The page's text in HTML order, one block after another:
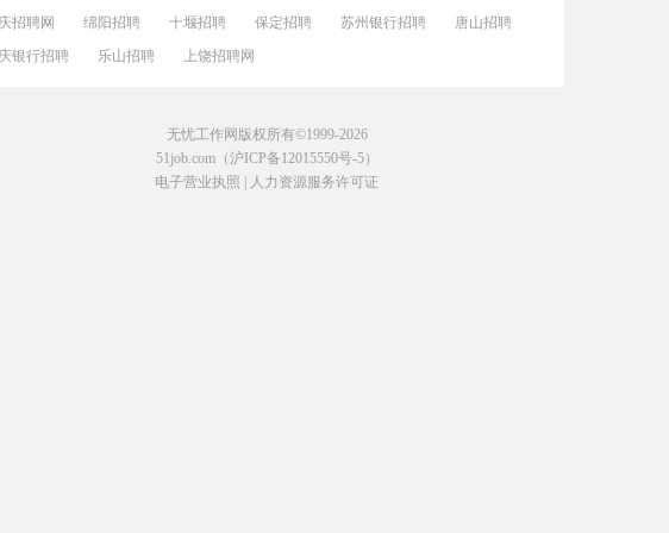
招聘网
绵阳招聘 十堰招聘 保定招聘 苏州银行招聘
唐山招聘
银行招聘
乐山招聘 上饶招聘网
无忧工作网版权所有©1999-2026
51job.com（沪ICP备12015550号-5）
电子营业执照
人力资源服务许可证